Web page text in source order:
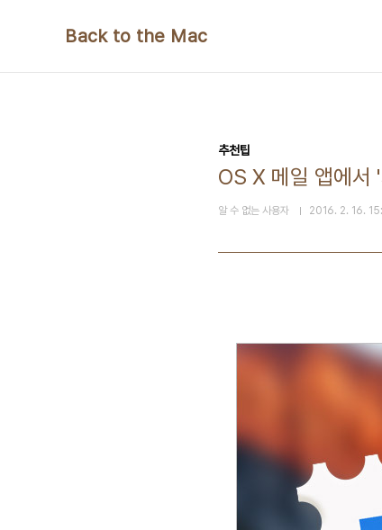
Back to the Mac
추천팁
OS X 메일 앱에서
알 수 없는 사용자 2016. 2. 16.